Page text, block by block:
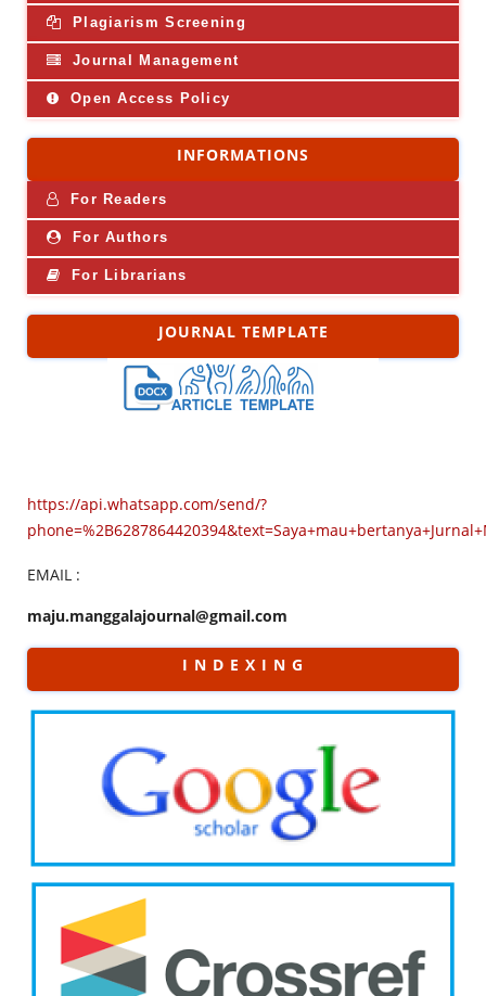
Plagiarism Screening
Journal Management
Open Access Policy
INFORMATIONS
For Readers
For Authors
For Librarians
JOURNAL TEMPLATE
https://api.whatsapp.com/send/?
EMAIL :
maju.manggalajournal@gmail.com
I N D E X I N G